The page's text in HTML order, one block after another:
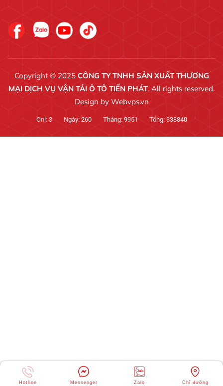
Copyright © 2025 CÔNG TY TNHH SẢN XUẤT THƯƠNG
MẠI DỊCH VỤ VẬN TẢI Ô TÔ TIẾN PHÁT. All rights reserved.
Design by Webvps.vn
Onl: 3 Ngày: 260 Tháng: 9951 Tổng: 338840
Hotline Messenger Zalo Chỉ đường